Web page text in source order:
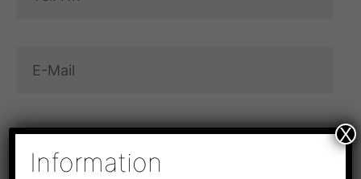
Information
X